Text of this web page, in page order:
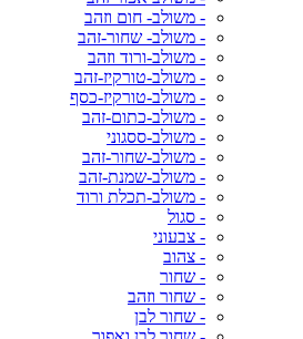
- משולב- חום וזהב
- משולב- שחור-זהב
- משולב-ורוד וזהב
- משולב-טורקיז-זהב
- משולב-טורקיז-כסף
- משולב-כתום-זהב
- משולב-ססגוני
- משולב-שחור-זהב
- משולב-שמנת-זהב
- משולב-תכלת ורוד
- סגול
- צבעוני
- צהוב
- שחור
- שחור וזהב
- שחור לבן